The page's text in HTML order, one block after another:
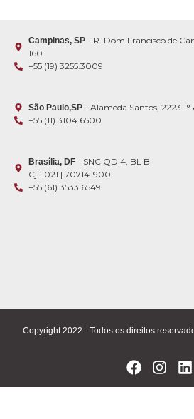
Campinas, SP - R. Dom Francisco de
160
+55 (19) 3255.3009
São Paulo,SP - Alameda Santos, 2223 1°
+55 (11) 3104.6500
Brasília, DF - SNC QD 4, BL B
Cj. 1021 | 70714-900
+55 (61) 3533.6549
Copyright 2022 - Todos os direitos